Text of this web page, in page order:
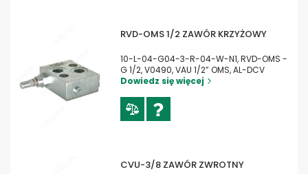
RVD-OMS 1/2 ZAWÓR KRZYŻOWY
10-L-04-G04-3-R-04-W-N1, RVD-OMS -
G 1/2, V0490, VAU 1/2” OMS, AL-DCV
Dowiedz się więcej
CVU-3/8 ZAWÓR ZWROTNY